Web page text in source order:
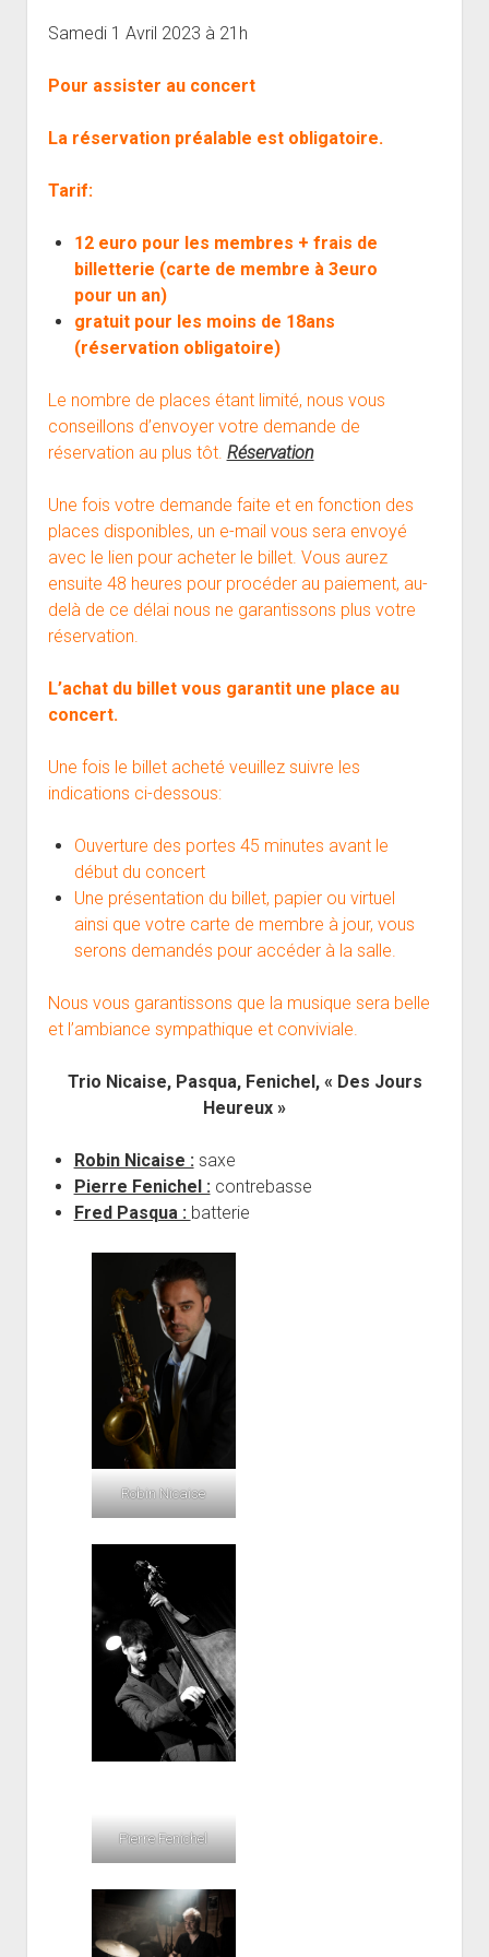
Rencontres départementales
Projection vidéos de jazz
Nos Equipements
Animer une soirée Jazz Club
Participer aux Jam Sessions
Tarifs
Réservation
Samedi 1 Avril 2023 à 21h
Pour assister au concert
La réservation préalable est obligatoire.
Tarif:
12 euro pour les membres + frais de
billetterie (carte de membre à 3euro
pour un an)
gratuit pour les moins de 18ans
(réservation obligatoire)
Le nombre de places étant limité, nous vous
conseillons d’envoyer votre demande de
réservation au plus tôt. Réservation
Une fois votre demande faite et en fonction des
places disponibles, un e-mail vous sera envoyé
avec le lien pour acheter le billet. Vous aurez
ensuite 48 heures pour procéder au paiement, au-
delà de ce délai nous ne garantissons plus votre
réservation.
L’achat du billet vous garantit une place au
concert.
Une fois le billet acheté veuillez suivre les
indications ci-dessous:
Ouverture des portes 45 minutes avant le
début du concert
Une présentation du billet, papier ou virtuel
ainsi que votre carte de membre à jour, vous
serons demandés pour accéder à la salle.
Nous vous garantissons que la musique sera belle
et l’ambiance sympathique et conviviale.
Trio Nicaise, Pasqua, Fenichel, « Des Jours
Heureux »
Robin Nicaise : saxe
Pierre Fenichel : contrebasse
Fred Pasqua : batterie
Robin Nicaise
Pierre Fenichel